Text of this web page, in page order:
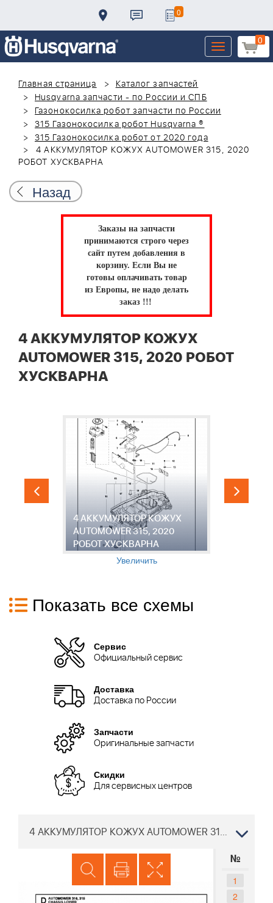
0
0
Toggle
navigation
Главная страница
Каталог запчастей
Husqvarna запчасти - по России и СПБ
Газонокосилка робот запчасти по России
315 Газонокосилка робот Husqvarna ®
315 Газонокосилка робот от 2020 года
4 АККУМУЛЯТОР КОЖУХ AUTOMOWER 315, 2020
РОБОТ ХУСКВАРНА
Назад
Заказы на запчасти
принимаются строго через
сайт путем добавления в
корзину. Если Вы не
готовы оплачивать товар
из Европы, не надо делать
заказ !!!
4 АККУМУЛЯТОР КОЖУХ
AUTOMOWER 315, 2020 РОБОТ
ХУСКВАРНА
4 АККУМУЛЯТОР КОЖУХ
AUTOMOWER 315, 2020
РОБОТ ХУСКВАРНА
Увеличить
Показать все схемы
Сервис
Официальный сервис
Доставка
Доставка по России
Запчасти
Оригинальные запчасти
Скидки
Для сервисных центров
4 АККУМУЛЯТОР КОЖУХ AUTOMOWER 315, 2020 РОБОТ ХУСКВАРНА
№
1
2